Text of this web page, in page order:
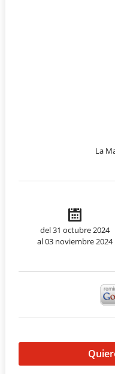
La
del 31 octubre 2024
al 03 noviembre 2024